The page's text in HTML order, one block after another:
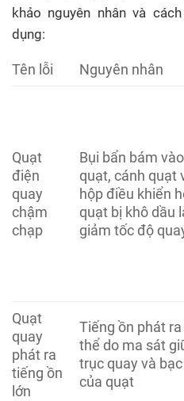
khảo nguyên nhân và
dụng:
Tên lỗi Nguyên nhân
Quạt
điện
quay
chậm
chạp
Bụi bẩn bám
quạt, cánh quạt
hộp điều khiển
quạt bị khô dầu
giảm tốc độ
Quạt
quay
phát ra
tiếng ồn
lớn
Tiếng ồn phát
thể do ma sát
trục quay và
của quạt